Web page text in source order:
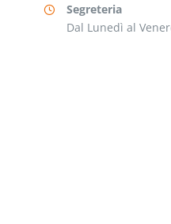
Segreteria
Dal Lunedì al